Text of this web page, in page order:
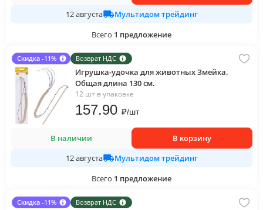
12 августа
Мультидом трейдинг
Всего 1 предложение
Скидка -11% Возврат НДС
Игрушка-удочка для животных Змейка.
Общая длина 130 см.
12 шт в упаковке
157.90 ₽/шт
В наличии
В корзину
12 августа
Мультидом трейдинг
Всего 1 предложение
Скидка -11% Возврат НДС